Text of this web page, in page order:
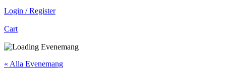
Login / Register
Cart
« Alla Evenemang